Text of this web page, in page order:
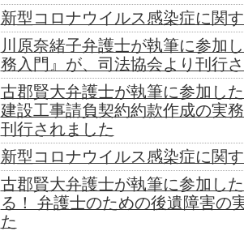
新型コロナウイルス感染症に関
川原奈緒子弁護士が執筆に参加
務入門』が、司法協会より刊行
古郡賢大弁護士が執筆に参加し
建設工事請負契約約款作成の実
刊行されました
新型コロナウイルス感染症に関
古郡賢大弁護士が執筆に参加し
る！ 弁護士のための後遺障害の
た